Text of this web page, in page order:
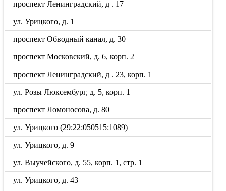
проспект Ленинградский, д . 17
ул. Урицкого, д. 1
проспект Обводный канал, д. 30
проспект Московский, д. 6, корп. 2
проспект Ленинградский, д . 23, корп. 1
ул. Розы Люксембург, д. 5, корп. 1
проспект Ломоносова, д. 80
ул. Урицкого (29:22:050515:1089)
ул. Урицкого, д. 9
ул. Выучейского, д. 55, корп. 1, стр. 1
ул. Урицкого, д. 43